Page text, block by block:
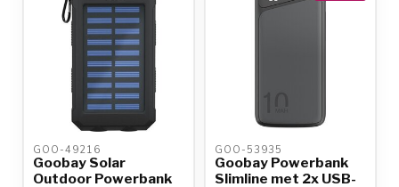
GOO-49216
Goobay Solar
Outdoor Powerbank
GOO-53935
Goobay Powerbank
Slimline met 2x USB-